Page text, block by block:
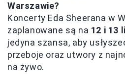
Warszawie?
Koncerty Eda Sheerana w
zaplanowane są na 12 i 13
jedyna szansa, aby
przeboje oraz utwory z
na żywo.